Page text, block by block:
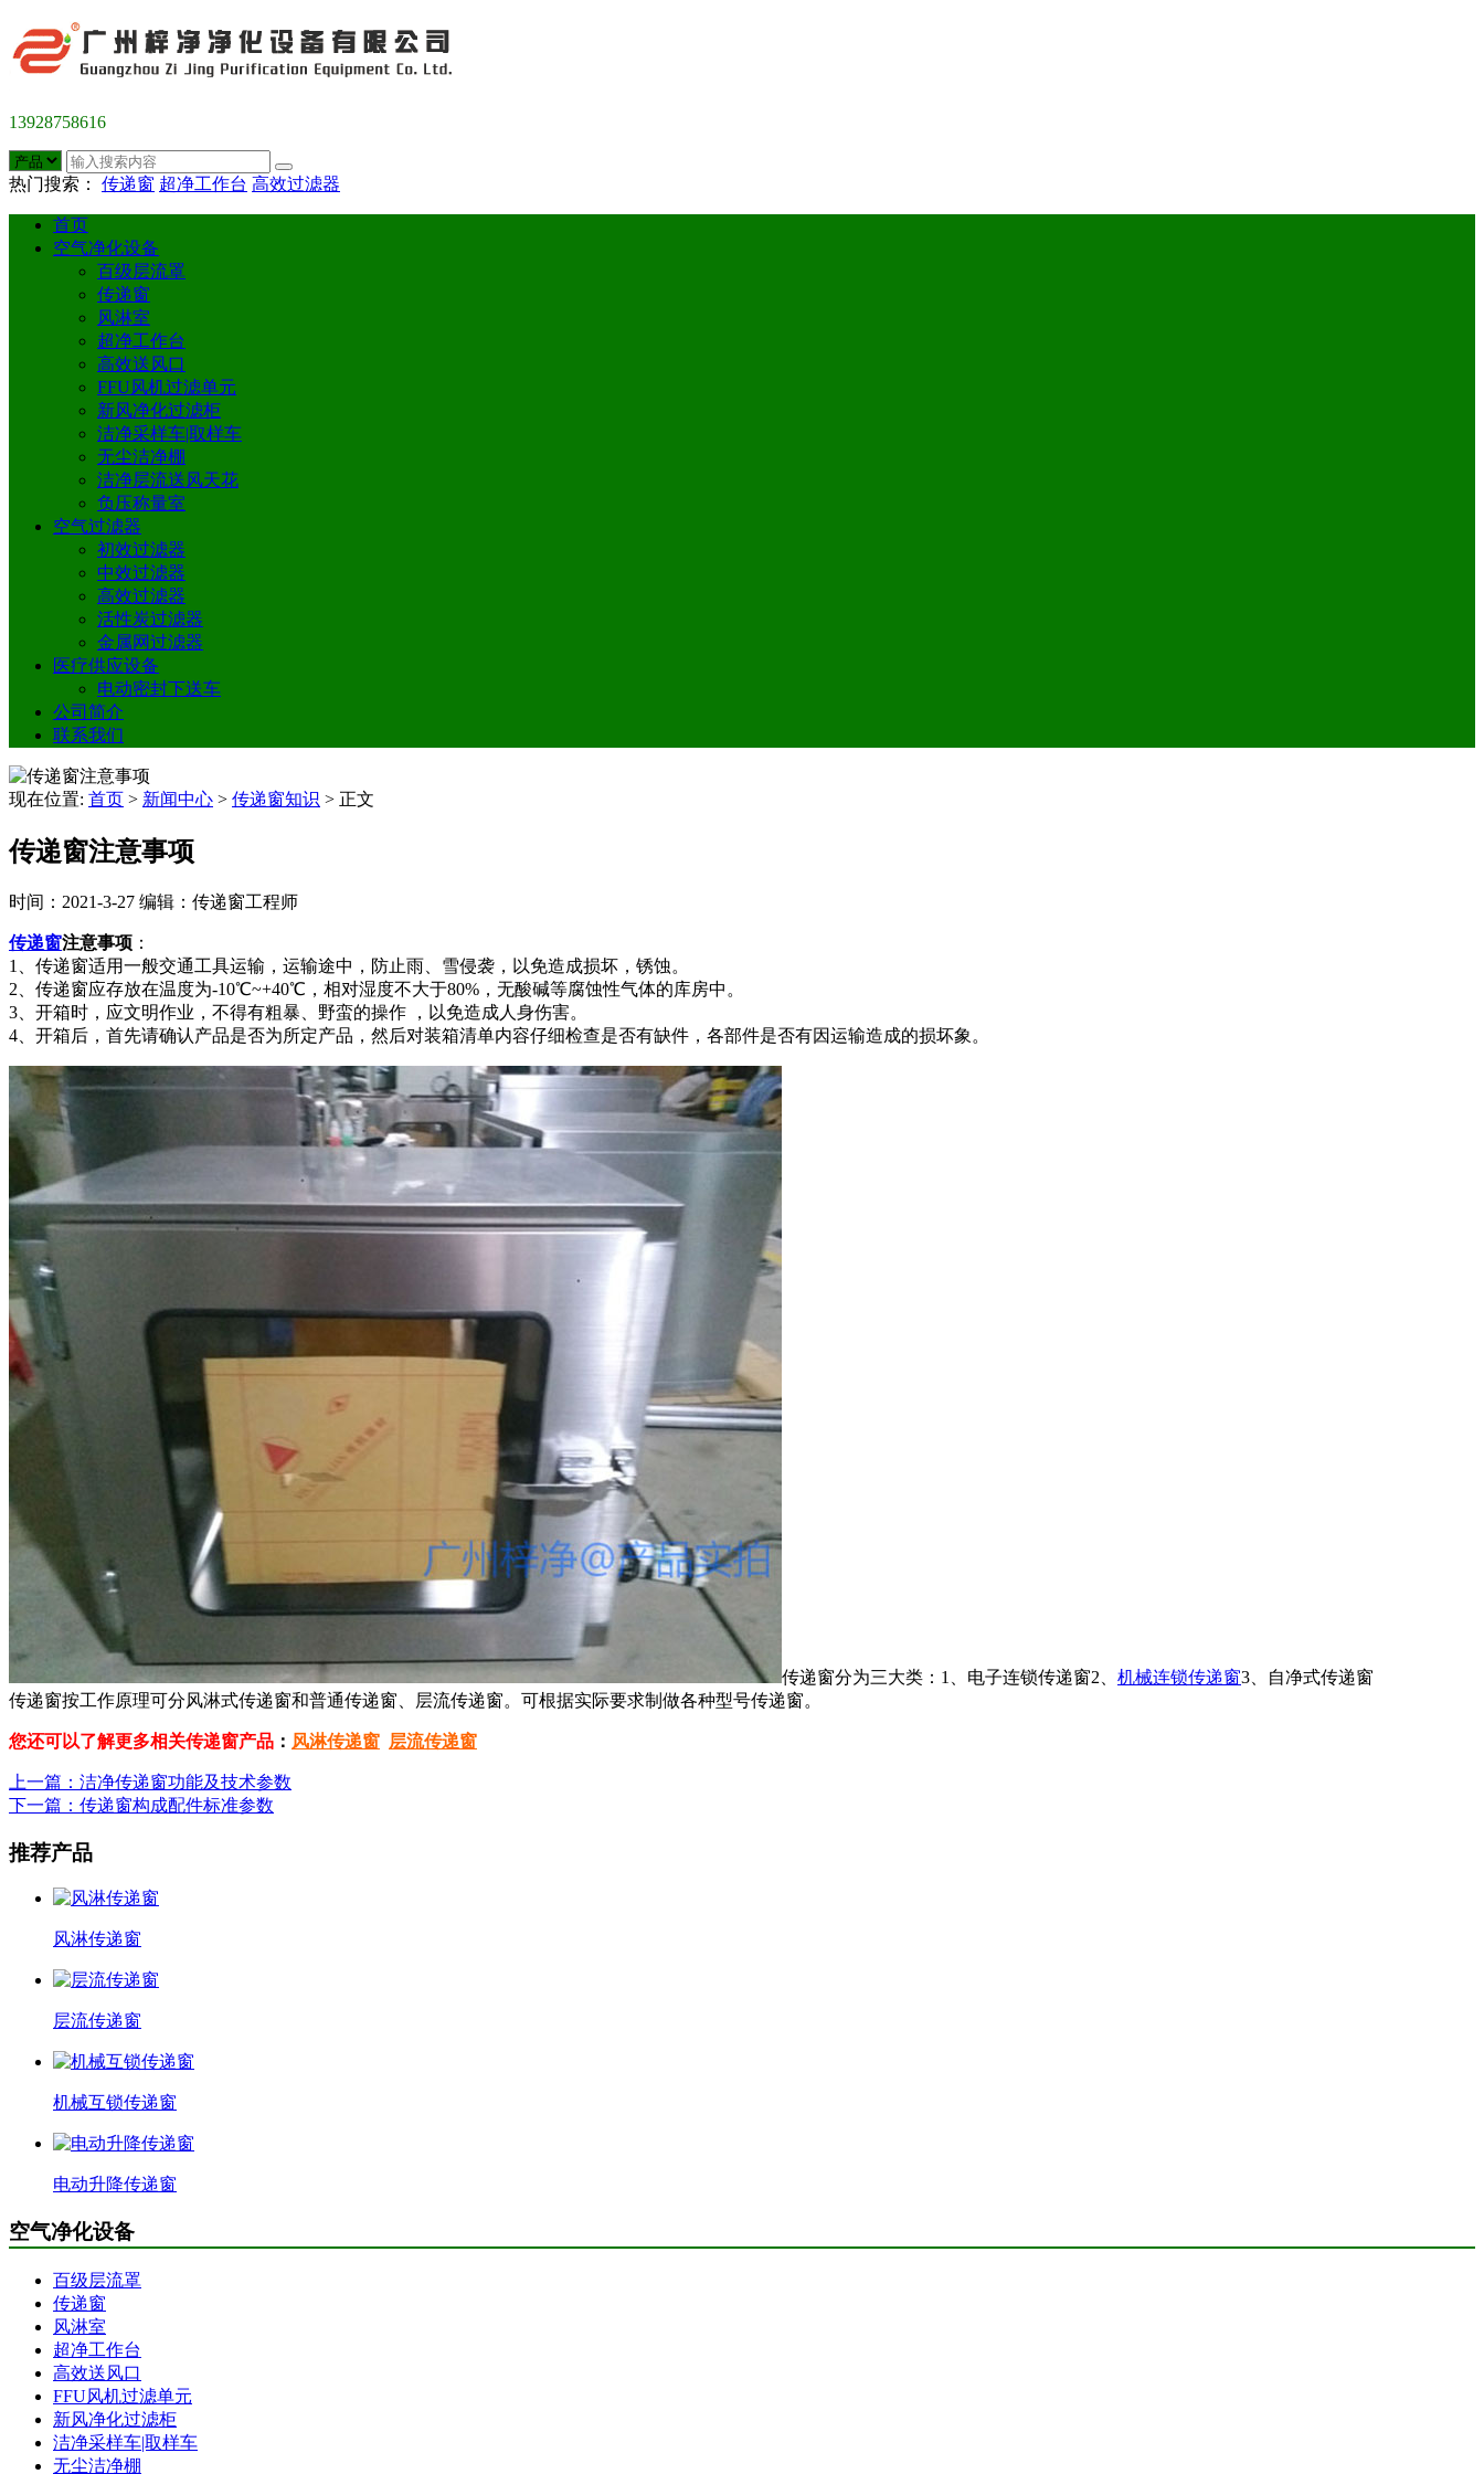
13928758616
热门搜索： 传递窗 超净工作台 高效过滤器
首页
空气净化设备
百级层流罩
传递窗
风淋室
超净工作台
高效送风口
FFU风机过滤单元
新风净化过滤柜
洁净采样车|取样车
无尘洁净棚
洁净层流送风天花
负压称量室
空气过滤器
初效过滤器
中效过滤器
高效过滤器
活性炭过滤器
金属网过滤器
医疗供应设备
电动密封下送车
公司简介
联系我们
现在位置: 首页 > 新闻中心 > 传递窗知识 > 正文
传递窗注意事项
时间：2021-3-27 编辑：传递窗工程师
传递窗注意事项 ：
1、传递窗适用一般交通工具运输，运输途中，防止雨、雪侵袭，以免造成损坏，锈蚀。
2、传递窗应存放在温度为-10℃~+40℃，相对湿度不大于80%，无酸碱等腐蚀性气体的库房中。
3、开箱时，应文明作业，不得有粗暴、野蛮的操作 ，以免造成人身伤害。
4、开箱后，首先请确认产品是否为所定产品，然后对装箱清单内容仔细检查是否有缺件，各部件是否有因运输造成的损坏象。
传递窗分为三大类：1、电子连锁传递窗2、 机械连锁传递窗3、自净式传递窗
传递窗按工作原理可分风淋式传递窗和普通传递窗、层流传递窗。可根据实际要求制做各种型号传递窗。
您还可以了解更多相关传递窗产品 ： 风淋传递窗 层流传递窗
上一篇：洁净传递窗功能及技术参数
下一篇：传递窗构成配件标准参数
推荐产品
风淋传递窗
层流传递窗
机械互锁传递窗
电动升降传递窗
空气净化设备
百级层流罩
传递窗
风淋室
超净工作台
高效送风口
FFU风机过滤单元
新风净化过滤柜
洁净采样车|取样车
无尘洁净棚